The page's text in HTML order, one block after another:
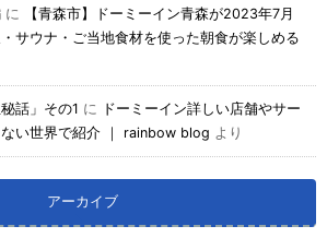
に
【青森市】ドーミーイン青森が2023年7月
サウナ・ご当地食材を使った朝食が楽しめる
話」その1 に
ドーミーイン詳しい店舗やサー
い世界で紹介 ｜ rainbow blog より
アーカイブ